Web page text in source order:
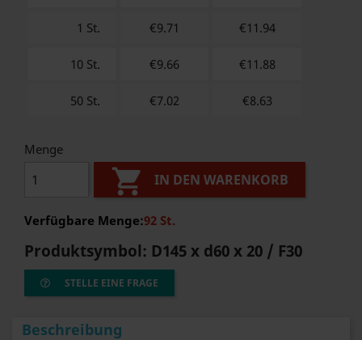
1 St. €9.71 €11.94
10 St. €9.66 €11.88
50 St. €7.02 €8.63
Menge
 IN DEN WARENKORB
Verfügbare Menge:92 St.
Produktsymbol: D145 x d60 x 20 / F30
STELLE EINE FRAGE
Beschreibung